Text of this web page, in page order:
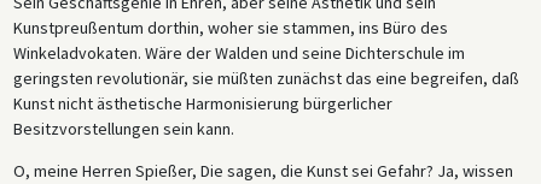
Kunstpreußentum dorthin, woher sie stammen, ins Büro des
Winkeladvokaten. Wäre der Walden und seine Dichterschule im
geringsten revolutionär, sie müßten zunächst das eine begreifen, daß
Kunst nicht ästhetische Harmonisierung bürgerlicher
Besitzvorstellungen sein kann.
O, meine Herren Spießer, Die sagen, die Kunst sei Gefahr? Ja, wissen